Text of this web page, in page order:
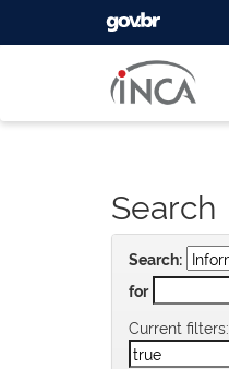
GOVBR
Search
Search:
for
Current filters: